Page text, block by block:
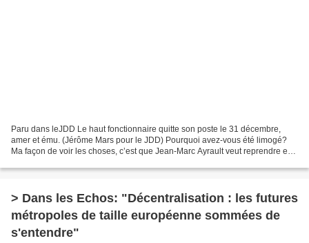
Paru dans leJDD Le haut fonctionnaire quitte son poste le 31 décembre,
amer et ému. (Jérôme Mars pour le JDD) Pourquoi avez-vous été limogé?
Ma façon de voir les choses, c’est que Jean-Marc Ayrault veut reprendre en
> Dans les Echos: "Décentralisation : les futures
métropoles de taille européenne sommées de
s'entendre"